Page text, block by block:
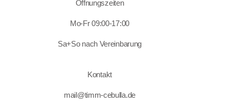
Öffnungszeiten
Mo-Fr 09:00-17:00
Sa+So nach Vereinbarung
Kontakt
mail@timm-cebulla.de